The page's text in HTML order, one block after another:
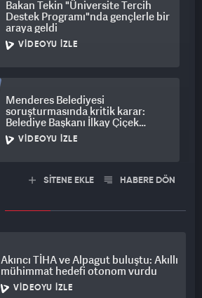
Bakan Tekin "Üniversite Tercih
Destek Programı"nda gençlerle bir
araya geldi
VIDEOYU İZLE
Menderes Belediyesi
soruşturmasında kritik karar:
Belediye Başkanı İlkay Çiçek
tutuklandı
VIDEOYU İZLE
SİTENE EKLE HABERE DÖN
Akıncı TİHA ve Alpagut buluştu: Akıllı
mühimmat hedefi otonom vurdu
VIDEOYU İZLE